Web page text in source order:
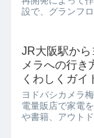
設で、グランフ
ト大阪オーナー
で構成されていま
ロント大阪北館
た先にあり、...
JR大阪駅から
メラへの行き
くわしくガイ
ヨドバシカメラ
電量販店で家電
や書籍、アウト